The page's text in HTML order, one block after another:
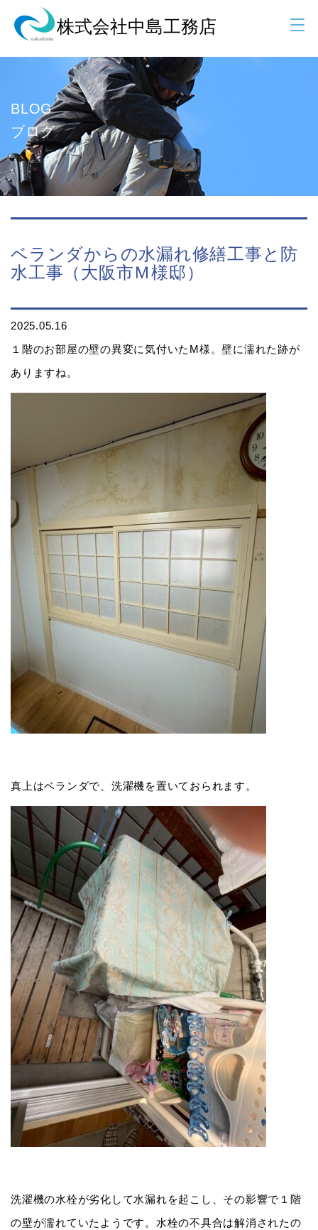
BLOG
ブログ
ベランダからの水漏れ修繕工事と防
水工事（大阪市Ｍ様邸）
2025.05.16
１階のお部屋の壁の異変に気付いたM様。壁に濡れた跡が
ありますね。
真上はベランダで、洗濯機を置いておられます。
洗濯機の水栓が劣化して水漏れを起こし、その影響で１階
の壁が濡れていたようです。水栓の不具合は解消されたの